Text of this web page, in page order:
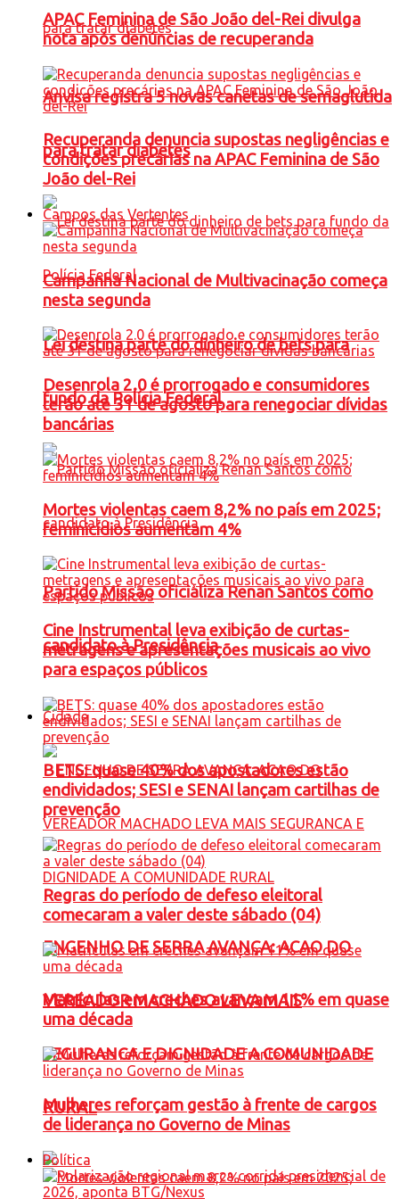
Anvisa registra 5 novas canetas de semaglutida
para tratar diabetes
Lei destina parte do dinheiro de bets para
fundo da Polícia Federal
Partido Missão oficializa Renan Santos como
candidato à Presidência
Cidade
ENGENHO DE SERRA AVANÇA: ACAO DO
VEREADOR MACHADO LEVA MAIS
SEGURANCA E DIGNIDADE A COMUNIDADE
RURAL
APAC Feminina de São João del-Rei divulga
nota após denúncias de recuperanda
Recuperanda denuncia supostas negligências e
condições precárias na APAC Feminina de São
João del-Rei
Campos das Vertentes
Campanha Nacional de Multivacinação começa
nesta segunda
Desenrola 2.0 é prorrogado e consumidores
terão até 31 de agosto para renegociar dívidas
bancárias
Mortes violentas caem 8,2% no país em 2025;
feminicídios aumentam 4%
Cine Instrumental leva exibição de curtas-
metragens e apresentações musicais ao vivo
para espaços públicos
BETS: quase 40% dos apostadores estão
endividados; SESI e SENAI lançam cartilhas de
prevenção
Regras do período de defeso eleitoral
comecaram a valer deste sábado (04)
Matrículas em creches avançam 11% em quase
uma década
Mulheres reforçam gestão à frente de cargos
de liderança no Governo de Minas
Política